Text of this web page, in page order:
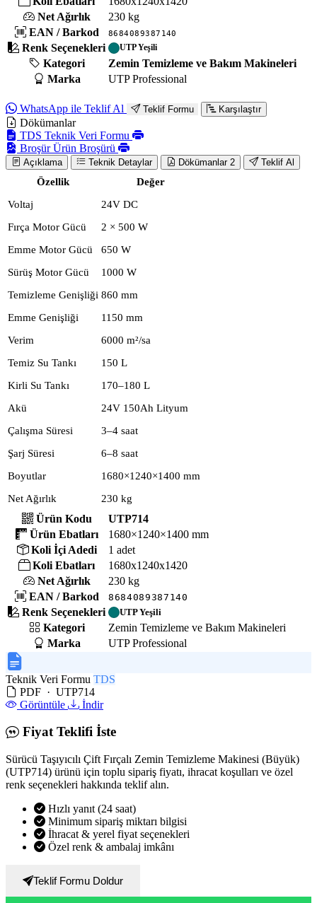
Net Ağırlık
230 kg
EAN / Barkod
8684089387140
Renk Seçenekleri UTP Yeşili
Kategori
Zemin Temizleme ve Bakım Makineleri
Marka
UTP Professional
WhatsApp ile Teklif Al Teklif Formu Karşılaştır
Dökümanlar
TDS Teknik Veri Formu
BroşürÜrün Broşürü
Açıklama Teknik Detaylar Dökümanlar 2 Teklif Al
Özellik
Değer
Voltaj
24V DC
Fırça Motor Gücü
2 × 500 W
Emme Motor Gücü
650 W
Sürüş Motor Gücü
1000 W
Temizleme Genişliği 860 mm
Emme Genişliği
1150 mm
Verim
6000 m²/sa
Temiz Su Tankı
150 L
Kirli Su Tankı
170–180 L
Akü
24V 150Ah Lityum
Çalışma Süresi
3–4 saat
Şarj Süresi
6–8 saat
Boyutlar
1680×1240×1400 mm
Net Ağırlık
230 kg
Ürün Kodu
UTP714
Ürün Ebatları
1680×1240×1400 mm
Koli İçi Adedi
1 adet
Koli Ebatları
1680x1240x1420
Net Ağırlık
230 kg
EAN / Barkod
8684089387140
Renk Seçenekleri UTP Yeşili
Kategori
Zemin Temizleme ve Bakım Makineleri
Marka
UTP Professional
Teknik Veri Formu TDS
PDF · UTP714
Görüntüle
İndir
Fiyat Teklifi İste
Sürücü Taşıyıcılı Çift Fırçalı Zemin Temizleme Makinesi (Büyük)
(UTP714) ürünü için toplu sipariş fiyatı, ihracat koşulları ve özel
renk seçenekleri hakkında teklif alın.
Hızlı yanıt (24 saat)
Minimum sipariş miktarı bilgisi
İhracat & yerel fiyat seçenekleri
Özel renk & ambalaj imkânı
Teklif Formu Doldur